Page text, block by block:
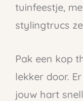
tuinfeestje,
stylingtrucs
Pak een kop
lekker door.
jouw hart